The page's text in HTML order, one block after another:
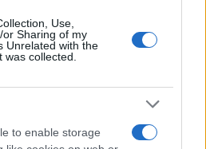
Use,
Sharing of my
Unrelated with the
collected.
to enable storage